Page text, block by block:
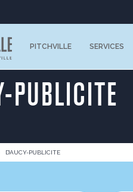
PITCHVILLE SERVICES
PUBLICITE
D’AUCY-PUBLICITE